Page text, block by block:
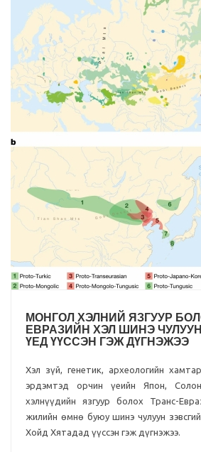
МОНГОЛ ХЭЛНИЙ ЯЗГУУР
ЕВРАЗИЙН ХЭЛ ШИНЭ
ҮЕД ҮҮССЭН ГЭЖ ДҮГНЭЖЭЭ
Хэл зүй, генетик, археологийн
эрдэмтэд орчин үеийн Япон,
хэлнүүдийн язгуур болох Транс-
жилийн өмнө буюу шинэ чулуун
Хойд Хятадад үүссэн гэж дүгнэжээ.